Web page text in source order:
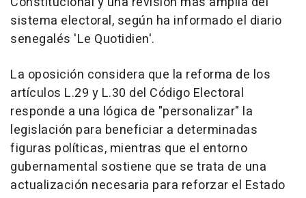
sistema electoral, según ha informado el diario
senegalés 'Le Quotidien'.
La oposición considera que la reforma de los
artículos L.29 y L.30 del Código Electoral
responde a una lógica de "personalizar" la
legislación para beneficiar a determinadas
figuras políticas, mientras que el entorno
gubernamental sostiene que se trata de una
actualización necesaria para reforzar el Estado